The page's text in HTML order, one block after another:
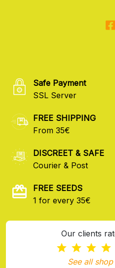
Safe Payment
SSL Server
FREE SHIPPING
From 35€
DISCREET & SAFE
Courier & Post
FREE SEEDS
1 for every 35€
Our clients
See all